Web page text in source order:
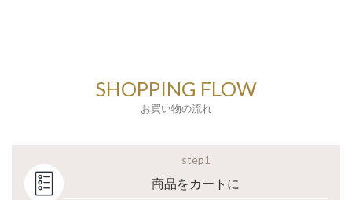
SHOPPING FLOW
お買い物の流れ
step1
商品をカートに